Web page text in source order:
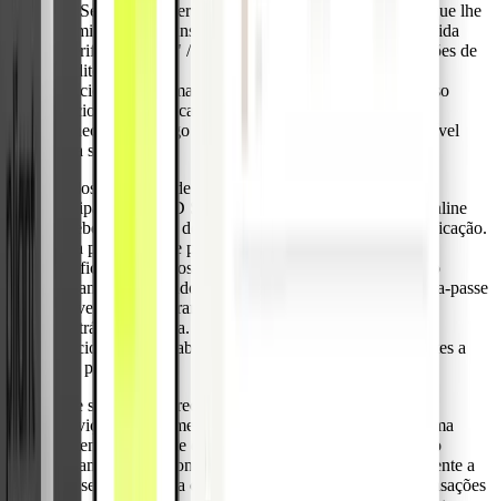
3D Secure é um serviço gratuito facilitado pela VISA que lhe
permite efetuar transações online com segurança acrescida
"Verified by Visa" / "Visa Secure" usando os seus cartões de
crédito Pliant.
Adiciona uma camada de segurança através de um passo
adicional de verificação. Durante esta verificação, deve
fornecer um código de autenticação que só está disponível
para si.
Todos os cartões de crédito Pliant são automaticamente
equipados com 3D Secure. Durante as suas compras online
receberá o código de autenticação via SMS para a verificação.
Esta palavra-passe pode ser introduzida na página de
verificação que mostrará o logótipo Visa e confirmará o
pagamento, clicando em confirmar / enviar. Se a palavra-passe
estiver correta, a transação será bem sucedida e, caso
contrário, recusada. Os cartões de crédito Visa também
funcionam em estabelecimentos comerciais não aderentes a
este protocolo.
Este serviço é oferecido devido à Segunda Diretiva de
Serviços de Pagamento da UE (PSD2), que obriga a uma
Autenticação Forte do Cliente (SCA) antes do início do
pagamento. Por conseguinte, a Visa reforçou recentemente a
sua segurança para compras online, incluindo tanto transações